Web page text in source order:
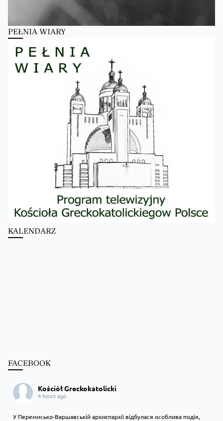
PEŁNIA WIARY
KALENDARZ
FACEBOOK
Kościół Greckokatolicki
4 hours ago
У Перемисько-Варшавській архиєпархії відбулася особлива подія,